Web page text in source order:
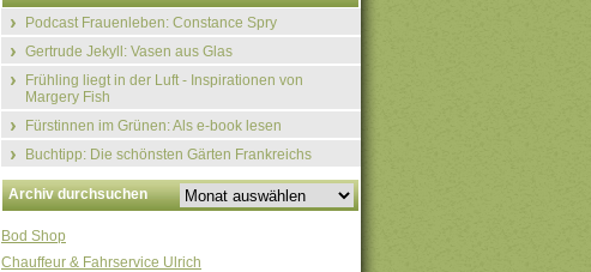
Podcast Frauenleben: Constance Spry
Gertrude Jekyll: Vasen aus Glas
Frühling liegt in der Luft - Inspirationen von
Margery Fish
Fürstinnen im Grünen: Als e-book lesen
Buchtipp: Die schönsten Gärten Frankreichs
Archiv durchsuchen
Bod Shop
Chauffeur & Fahrservice Ulrich